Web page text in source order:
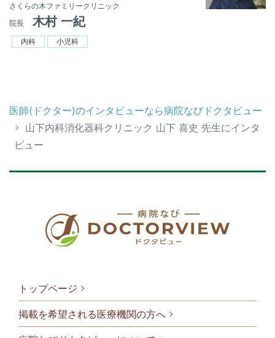
さくらの木ファミリークリニック
院長
木村 一紀
内科 小児科
医師(ドクター)のインタビューなら病院なびドクタビュー
山下内科消化器科クリニック 山下 喜史 先生にインタ
ビュー
トップページ
掲載を希望される医療機関の方へ